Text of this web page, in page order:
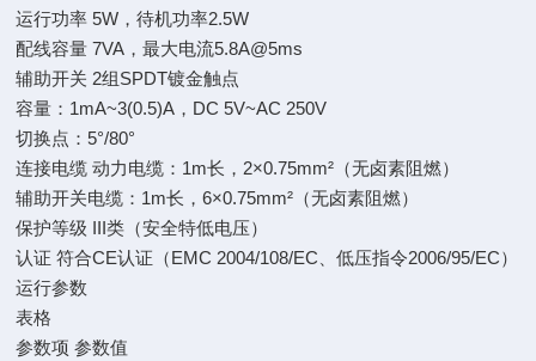
运行功率5W，待机功率2.5W
配线容量7VA，最大电流5.8A@5ms
辅助开关 2组SPDT镀金触点
容量：1mA~3(0.5)A，DC 5V~AC 250V
切换点：5°/80°
连接电缆动力电缆：1m长，2×0.75mm²（无卤素阻燃）
辅助开关电缆：1m长，6×0.75mm²（无卤素阻燃）
保护等级 III类（安全特低电压）
认证符合CE认证（EMC 2004/108/EC、低压指令2006/95/EC）
运行参数
表格
参数项参数值